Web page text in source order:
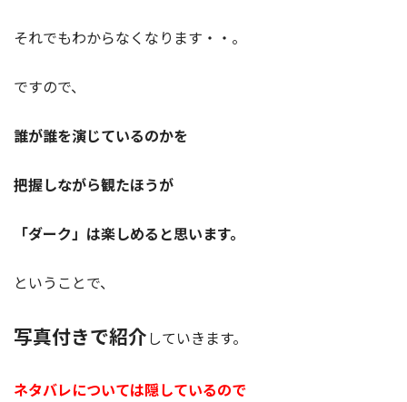
それでもわからなくなります・・。
ですので、
誰が誰を演じているのかを
把握しながら観たほうが
「ダーク」は楽しめると思います。
ということで、
写真付きで紹介していきます。
ネタバレについては隠しているので